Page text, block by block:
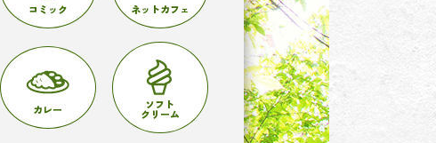
コミック ネットカフェ
カレー ソフト
クリーム